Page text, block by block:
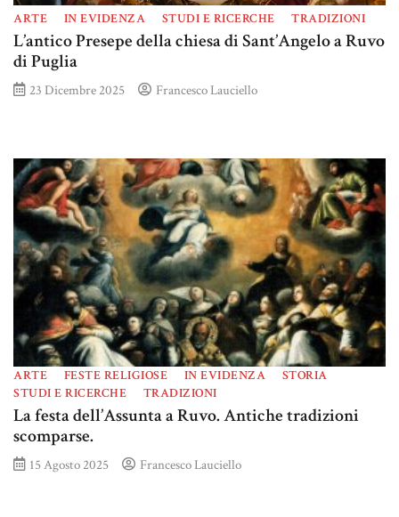
ARTE IN EVIDENZA STUDI E RICERCHE TRADIZIONI
L’antico Presepe della chiesa di Sant’Angelo a Ruvo
di Puglia
23 Dicembre 2025 Francesco Lauciello
ARTE FESTE RELIGIOSE IN EVIDENZA
STORIA
STUDI E RICERCHE
TRADIZIONI
La festa dell’Assunta a Ruvo. Antiche tradizioni
scomparse.
15 Agosto 2025 Francesco Lauciello